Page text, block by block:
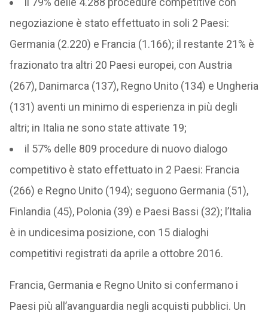
negoziazione è stato effettuato in soli 2 Paesi:
Germania (2.220) e Francia (1.166); il restante 21% è
frazionato tra altri 20 Paesi europei, con Austria
(267), Danimarca (137), Regno Unito (134) e Ungheria
(131) aventi un minimo di esperienza in più degli
altri; in Italia ne sono state attivate 19;
il 57% delle 809 procedure di nuovo dialogo
competitivo è stato effettuato in 2 Paesi: Francia
(266) e Regno Unito (194); seguono Germania (51),
Finlandia (45), Polonia (39) e Paesi Bassi (32); l’Italia
è in undicesima posizione, con 15 dialoghi
competitivi registrati da aprile a ottobre 2016.
Francia, Germania e Regno Unito si confermano i
Paesi più all’avanguardia negli acquisti pubblici. Un